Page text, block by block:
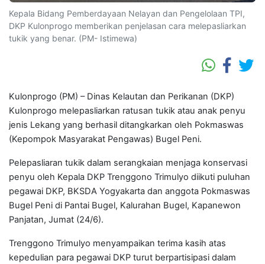
Kepala Bidang Pemberdayaan Nelayan dan Pengelolaan TPI,
DKP Kulonprogo memberikan penjelasan cara melepasliarkan
tukik yang benar. (PM- Istimewa)
Kulonprogo (PM) – Dinas Kelautan dan Perikanan (DKP)
Kulonprogo melepasliarkan ratusan tukik atau anak penyu
jenis Lekang yang berhasil ditangkarkan oleh Pokmaswas
(Kepompok Masyarakat Pengawas) Bugel Peni.
Pelepasliaran tukik dalam serangkaian menjaga konservasi
penyu oleh Kepala DKP Trenggono Trimulyo diikuti puluhan
pegawai DKP, BKSDA Yogyakarta dan anggota Pokmaswas
Bugel Peni di Pantai Bugel, Kalurahan Bugel, Kapanewon
Panjatan, Jumat (24/6).
Trenggono Trimulyo menyampaikan terima kasih atas
kepedulian para pegawai DKP turut berpartisipasi dalam